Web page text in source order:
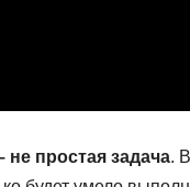
простая задача.